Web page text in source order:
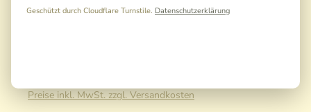
Geschützt durch Cloudflare Turnstile. Datenschutzerklärung
Preise inkl. MwSt. zzgl. Versandkosten